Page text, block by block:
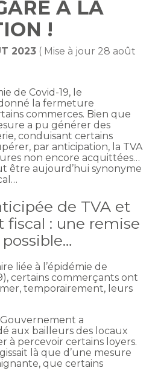
À LA
!
2023 ( Mise à jour 28 août
de Covid-19, le
la fermeture
commerces. Bien que
a pu générer des
conduisant certains
par anticipation, la TVA
non encore acquittées…
être aujourd’hui synonyme
de TVA et
fiscal : une remise
liée à l’épidémie de
certains commerçants ont
temporairement, leurs
a
aux bailleurs des locaux
à percevoir certains loyers.
là que d’une mesure
que certains